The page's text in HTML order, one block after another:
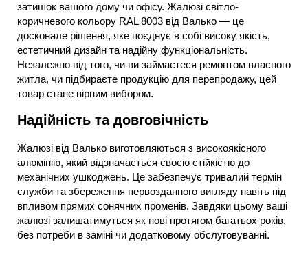
затишок вашого дому чи офісу. Жалюзі світло-
коричневого кольору RAL 8003 від Валько — це
досконале рішення, яке поєднує в собі високу якість,
естетичний дизайн та надійну функціональність.
Незалежно від того, чи ви займаєтеся ремонтом власного
житла, чи підбираєте продукцію для перепродажу, цей
товар стане вірним вибором.
Надійність та довговічність
Жалюзі від Валько виготовляються з високоякісного
алюмінію, який відзначається своєю стійкістю до
механічних ушкоджень. Це забезпечує тривалий термін
служби та збереження первозданного вигляду навіть під
впливом прямих сонячних променів. Завдяки цьому ваші
жалюзі залишатимуться як нові протягом багатьох років,
без потреби в заміні чи додатковому обслуговуванні.